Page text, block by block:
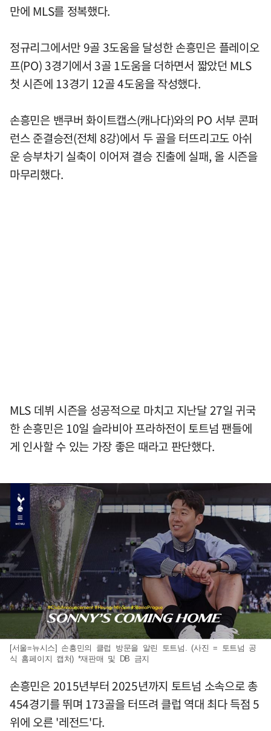
만에 MLS를 정복했다.
정규리그에서만 9골 3도움을 달성한 손흥민은 플레이오
프(PO) 3경기에서 3골 1도움을 더하면서 짧았던 MLS
첫 시즌에 13경기 12골 4도움을 작성했다.
손흥민은 밴쿠버 화이트캡스(캐나다)와의 PO 서부 콘퍼
런스 준결승전(전체 8강)에서 두 골을 터뜨리고도 아쉬
운 승부차기 실축이 이어져 결승 진출에 실패, 올 시즌을
마무리했다.
MLS 데뷔 시즌을 성공적으로 마치고 지난달 27일 귀국
한 손흥민은 10일 슬라비아 프라하전이 토트넘 팬들에
게 인사할 수 있는 가장 좋은 때라고 판단했다.
[서울=뉴시스] 손흥민의 클럽 방문을 알린 토트넘. (사진 = 토트넘 공
식 홈페이지 캡처) *재판매 및 DB 금지
손흥민은 2015년부터 2025년까지 토트넘 소속으로 총
454경기를 뛰며 173골을 터뜨려 클럽 역대 최다 득점 5
위에 오른 '레전드'다.